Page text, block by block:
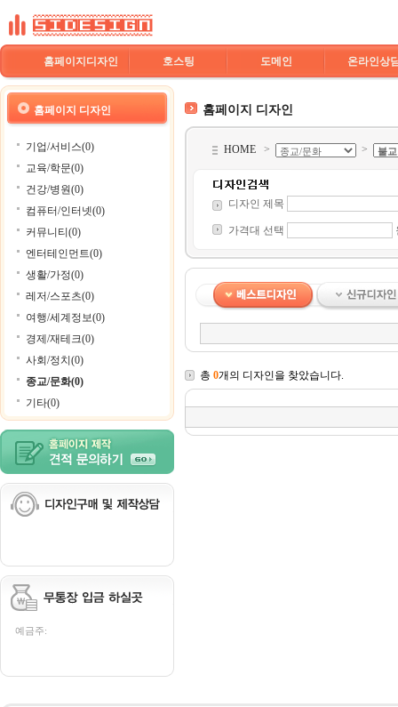
홈페이지디자인 호스팅 도메인 온라인상
홈페이지 디자인
기업/서비스(0)
교육/학문(0)
건강/병원(0)
컴퓨터/인터넷(0)
커뮤니티(0)
엔터테인먼트(0)
생활/가정(0)
레저/스포츠(0)
여행/세계정보(0)
경제/재테크(0)
사회/정치(0)
종교/문화(0)
기타(0)
예금주:
홈페이지 디자인
HOME > >
디자인 제목
가격대 선택
총 0개의 디자인을 찾았습니다.